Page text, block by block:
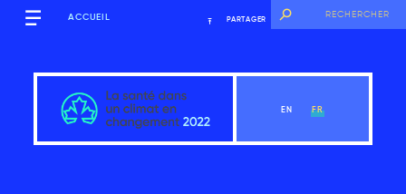
ACCUEIL PARTAGER
EN FR